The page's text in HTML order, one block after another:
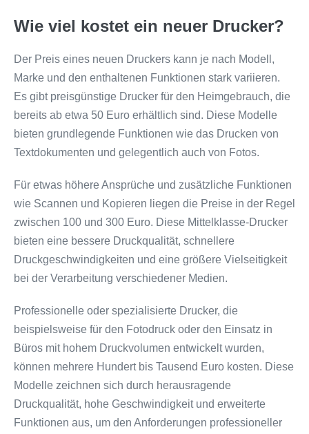
Wie viel kostet ein neuer Drucker?
Der Preis eines neuen Druckers kann je nach Modell,
Marke und den enthaltenen Funktionen stark variieren.
Es gibt preisgünstige Drucker für den Heimgebrauch, die
bereits ab etwa 50 Euro erhältlich sind. Diese Modelle
bieten grundlegende Funktionen wie das Drucken von
Textdokumenten und gelegentlich auch von Fotos.
Für etwas höhere Ansprüche und zusätzliche Funktionen
wie Scannen und Kopieren liegen die Preise in der Regel
zwischen 100 und 300 Euro. Diese Mittelklasse-Drucker
bieten eine bessere Druckqualität, schnellere
Druckgeschwindigkeiten und eine größere Vielseitigkeit
bei der Verarbeitung verschiedener Medien.
Professionelle oder spezialisierte Drucker, die
beispielsweise für den Fotodruck oder den Einsatz in
Büros mit hohem Druckvolumen entwickelt wurden,
können mehrere Hundert bis Tausend Euro kosten. Diese
Modelle zeichnen sich durch herausragende
Druckqualität, hohe Geschwindigkeit und erweiterte
Funktionen aus, um den Anforderungen professioneller